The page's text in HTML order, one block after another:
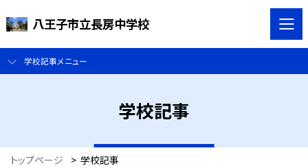
八王子市立長房中学校
学校記事メニュー
学校記事
トップページ > 学校記事